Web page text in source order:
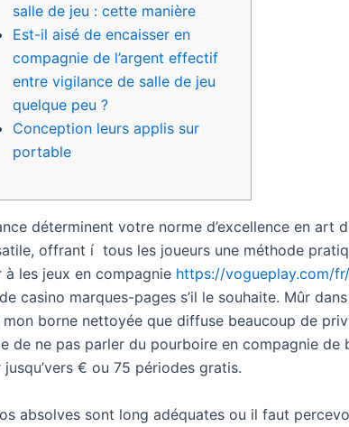
salle de jeu : cette manière
Est-il aisé de encaisser en
compagnie de l’argent effectif
entre vigilance de salle de jeu
quelque peu ?
Conception leurs applis sur
portable
déterminent votre norme d’excellence en art
offrant í tous les joueurs une méthode
à les jeux en compagnie https://vogueplay.com/
de casino marques-pages s’il le souhaite. Mûr
borne nettoyée que diffuse beaucoup de
de ne pas parler du pourboire en compagnie de
€ ou 75 périodes gratis.
absolves sont long adéquates ou il faut